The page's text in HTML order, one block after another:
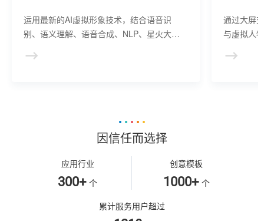
运用最新的AI虚拟形象技术，结合语音识
别、语义理解、语音合成、NLP、星火大模
建、AI驱动、多模态交互的多场景虚拟人产
通过大屏
与虚拟人
景，可广
因信任而选择
应用行业
300+ 个
创意模板
1000+ 个
累计服务用户超过